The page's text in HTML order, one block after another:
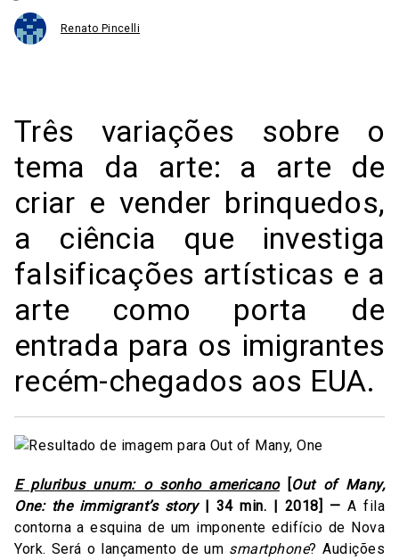
Renato Pincelli
Três variações sobre o
tema da arte: a arte de
criar e vender brinquedos,
a ciência que investiga
falsificações artísticas e a
arte como porta de
entrada para os imigrantes
recém-chegados aos EUA.
E pluribus unum: o sonho americano[Out of Many,
One: the immigrant’s story| 34 min. | 2018] — A fila
contorna a esquina de um imponente edifício de Nova
York. Será o lançamento de um smartphone? Audições